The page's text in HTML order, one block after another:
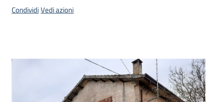
CondividiVedi azioni
Descrizione